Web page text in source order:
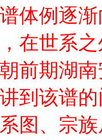
体例逐
在世系
前期湖
到该谱
图、宗